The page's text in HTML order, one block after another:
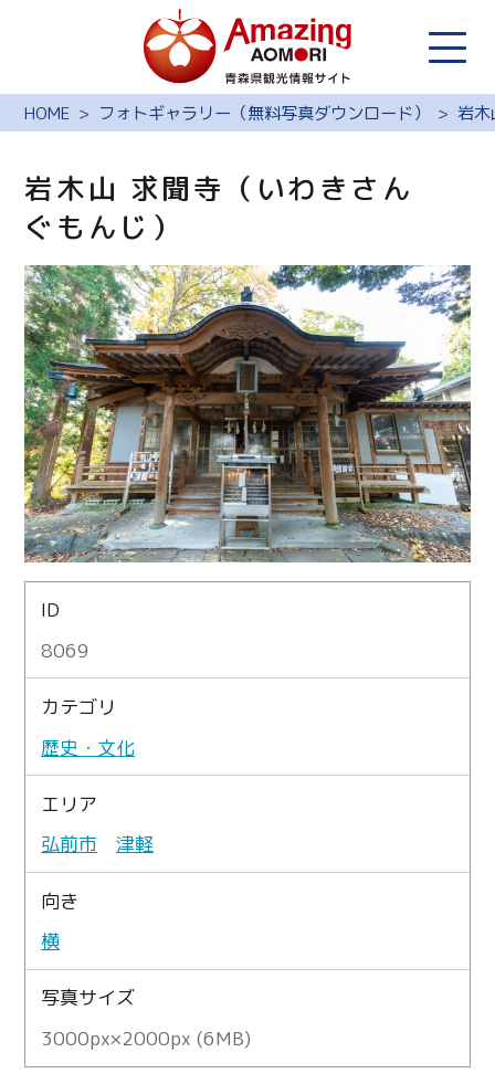
HOME フォトギャラリー（無料写真ダウンロード） 岩
岩木山 求聞寺（いわきさん
ぐもんじ）
ID
8069
カテゴリ
歴史・文化
エリア
弘前市
津軽
向き
横
写真サイズ
3000px×2000px (6MB)